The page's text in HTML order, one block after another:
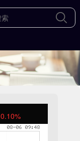
0.10%